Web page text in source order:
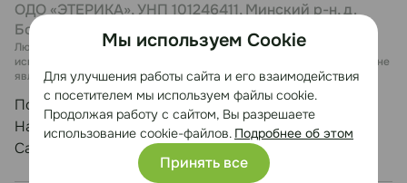
ОДО «ЭТЕРИКА», УНП 101246411, Минский р-н, д.
Боровая, 7, каб. 27
Любая информация, представленная на данном сайте, носит
исключительно информационный характер и ни при каких условиях не
является публичной офертой.
Политика конфиденциальности
Настройка cookie
Сайт разработан Медиа Лайн
Мы используем Cookie
Для улучшения работы сайта и его взаимодействия
с посетителем мы используем файлы cookie.
Продолжая работу с сайтом, Вы разрешаете
использование cookie-файлов. Подробнее об этом
Принять все